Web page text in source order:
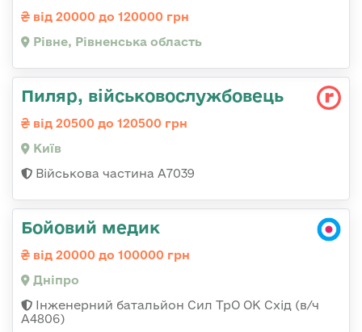
від 20000 до 120000 грн
Рівне, Рівненська область
Пиляр, військовослужбовець
від 20500 до 120500 грн
Київ
Військова частина А7039
Бойовий медик
від 20000 до 100000 грн
Дніпро
Інженерний батальйон Сил ТрО ОК Схід (в/ч
А4806)